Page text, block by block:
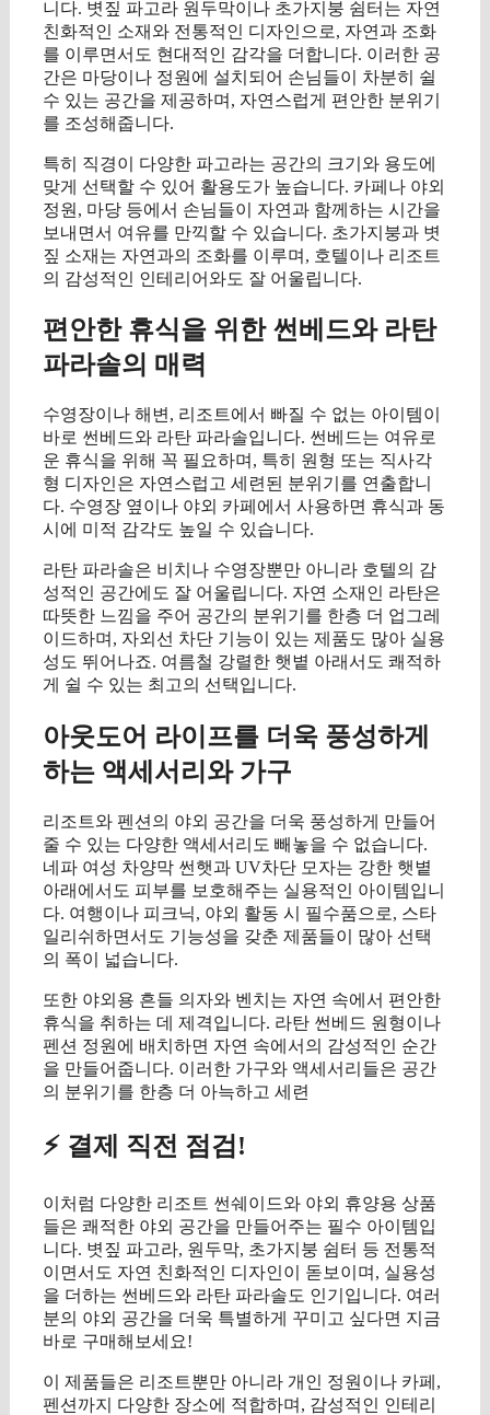
니다. 볏짚 파고라 원두막이나 초가지붕 쉼터는 자연
친화적인 소재와 전통적인 디자인으로, 자연과 조화
를 이루면서도 현대적인 감각을 더합니다. 이러한 공
간은 마당이나 정원에 설치되어 손님들이 차분히 쉴
수 있는 공간을 제공하며, 자연스럽게 편안한 분위기
를 조성해줍니다.
특히 직경이 다양한 파고라는 공간의 크기와 용도에
맞게 선택할 수 있어 활용도가 높습니다. 카페나 야외
정원, 마당 등에서 손님들이 자연과 함께하는 시간을
보내면서 여유를 만끽할 수 있습니다. 초가지붕과 볏
짚 소재는 자연과의 조화를 이루며, 호텔이나 리조트
의 감성적인 인테리어와도 잘 어울립니다.
편안한 휴식을 위한 썬베드와 라탄
파라솔의 매력
수영장이나 해변, 리조트에서 빠질 수 없는 아이템이
바로 썬베드와 라탄 파라솔입니다. 썬베드는 여유로
운 휴식을 위해 꼭 필요하며, 특히 원형 또는 직사각
형 디자인은 자연스럽고 세련된 분위기를 연출합니
다. 수영장 옆이나 야외 카페에서 사용하면 휴식과 동
시에 미적 감각도 높일 수 있습니다.
라탄 파라솔은 비치나 수영장뿐만 아니라 호텔의 감
성적인 공간에도 잘 어울립니다. 자연 소재인 라탄은
따뜻한 느낌을 주어 공간의 분위기를 한층 더 업그레
이드하며, 자외선 차단 기능이 있는 제품도 많아 실용
성도 뛰어나죠. 여름철 강렬한 햇볕 아래서도 쾌적하
게 쉴 수 있는 최고의 선택입니다.
아웃도어 라이프를 더욱 풍성하게
하는 액세서리와 가구
리조트와 펜션의 야외 공간을 더욱 풍성하게 만들어
줄 수 있는 다양한 액세서리도 빼놓을 수 없습니다.
네파 여성 차양막 썬햇과 UV차단 모자는 강한 햇볕
아래에서도 피부를 보호해주는 실용적인 아이템입니
다. 여행이나 피크닉, 야외 활동 시 필수품으로, 스타
일리쉬하면서도 기능성을 갖춘 제품들이 많아 선택
의 폭이 넓습니다.
또한 야외용 흔들 의자와 벤치는 자연 속에서 편안한
휴식을 취하는 데 제격입니다. 라탄 썬베드 원형이나
펜션 정원에 배치하면 자연 속에서의 감성적인 순간
을 만들어줍니다. 이러한 가구와 액세서리들은 공간
의 분위기를 한층 더 아늑하고 세련
⚡ 결제 직전 점검!
이처럼 다양한 리조트 썬쉐이드와 야외 휴양용 상품
들은 쾌적한 야외 공간을 만들어주는 필수 아이템입
니다. 볏짚 파고라, 원두막, 초가지붕 쉼터 등 전통적
이면서도 자연 친화적인 디자인이 돋보이며, 실용성
을 더하는 썬베드와 라탄 파라솔도 인기입니다. 여러
분의 야외 공간을 더욱 특별하게 꾸미고 싶다면 지금
바로 구매해보세요!
이 제품들은 리조트뿐만 아니라 개인 정원이나 카페,
펜션까지 다양한 장소에 적합하며, 감성적인 인테리